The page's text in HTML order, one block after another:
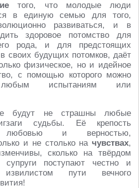
того, что молодые люди
в единую семью для того,
развиваться, и в
здоровое потомство для
рода, и для предстоящих
своих будущих потомков, даёт
физическое, но и идейное
с помощью которого можно
любым испытаниям или
будут не страшны любые
судьбы. Её крепость
любовью и верностью,
и не столько на чувствах,
сколько на твёрдом
поступают честно и
пути вечного